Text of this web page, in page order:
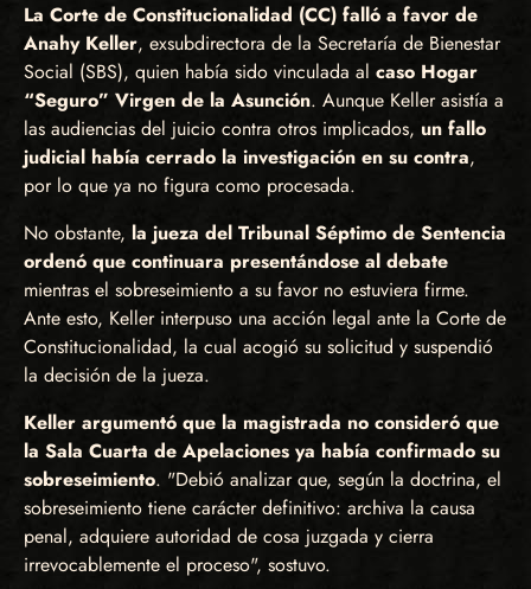
La Corte de Constitucionalidad (CC) falló a favor de
Anahy Keller, exsubdirectora de la Secretaría de Bienestar
Social (SBS), quien había sido vinculada al caso Hogar
“Seguro” Virgen de la Asunción. Aunque Keller asistía a
las audiencias del juicio contra otros implicados, un fallo
judicial había cerrado la investigación en su contra,
por lo que ya no figura como procesada.
No obstante, la jueza del Tribunal Séptimo de Sentencia
ordenó que continuara presentándose al debate
mientras el sobreseimiento a su favor no estuviera firme.
Ante esto, Keller interpuso una acción legal ante la Corte de
Constitucionalidad, la cual acogió su solicitud y suspendió
la decisión de la jueza.
Keller argumentó que la magistrada no consideró que
la Sala Cuarta de Apelaciones ya había confirmado su
sobreseimiento. "Debió analizar que, según la doctrina, el
sobreseimiento tiene carácter definitivo: archiva la causa
penal, adquiere autoridad de cosa juzgada y cierra
irrevocablemente el proceso", sostuvo.